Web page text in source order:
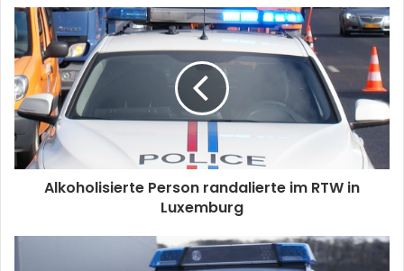
Alkoholisierte Person randalierte im RTW in
Luxemburg